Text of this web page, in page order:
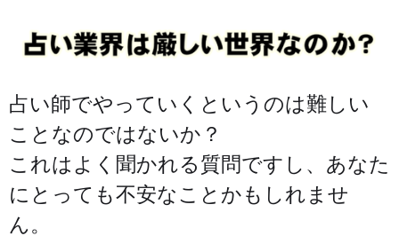
占い師でやっていくというのは難しい
ことなのではないか？
これはよく聞かれる質問ですし、あなた
にとっても不安なことかもしれませ
ん。